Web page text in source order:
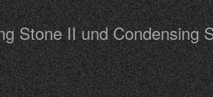
Stone II und